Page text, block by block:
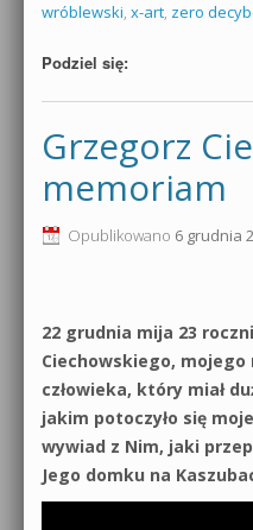
wróblewski, x-art, zero
Podziel się:
Grzegorz
memoriam
Opublikowano 6 grudnia
22 grudnia mija 23
Ciechowskiego,
człowieka, który miał
jakim potoczyło się
wywiad z Nim, jaki
Jego domku na